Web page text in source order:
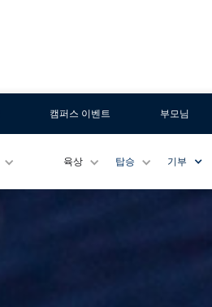
캠퍼스 이벤트 부모님
육상 탑승 기부